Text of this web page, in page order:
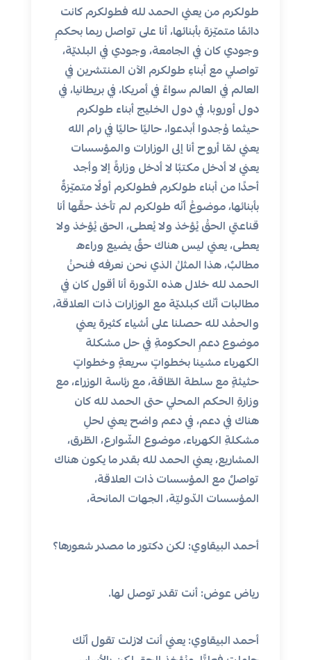
طولكرم من يعني الحمد لله فطولكرم كانت
دائمًا متميّزة بأبنائها، أنا على تواصل ربما بحكمِ
وجودي كان في الجامعة، وجودي في البلديّة،
تواصلي مع أبناءِ طولكرم الآن المنتشرين في
العالم في العالم سواءً في أمريكا، في بريطانيا، في
دول أوروبا، في دول الخليج أبناء طولكرم
حيثما وُجدوا أبدعوا، حاليًا حاليًا في رام الله
يعني لمّا أروح أنا إلى الوزارات والمؤسسات
يعني لا أدخل مكتبًا لا أدخل وزارةً إلا وأجد
أحدًا من أبناء طولكرم فطولكرم أولًا متميّزةٌ
بأبنائها، موضوعُ أنّه طولكرم لم تأخذ حقّها أنا
قناعتي الحقُ يُؤخذ ولا يُعطى، الحق يُؤخذ ولا
يعطى، يعني ليس هناك حقٌ يضيع وراءه
مطالبٌ، هذا المثلُ الذي نحن نعرفه فنحنُ
الحمد لله خلال هذه الدّورة أنا أقول كان في
مطالبات أنّك كبلديّة مع الوزارات ذات العلاقة،
والحمُد لله حصلنا على أشياء كثيرة يعني
موضوع دعمِ الحكومةِ في حل مشكلة
الكهرباء مشينا بخطواتٍ سريعةٍ وخطواتٍ
حثيثةٍ مع سلطة الطّاقة، مع رئاسة الوزراء، مع
وزارةِ الحكم المحلي حتى الحمد لله كان
هناك في دعم، في دعم واضح يعني لحلِ
مشكلةِ الكهرباء، موضوع الشّوارع، الطّرق،
المشاريع، يعني الحمد لله بقدر ما يكون هناك
تواصلٌ مع المؤسسات ذات العلاقة،
المؤسسات الدّوليّة، الجهات المانحة،
أحمد البيقاوي: لكن دكتور ما مصدر شعورها؟
رياض عوض: أنت تقدر توصل لها.
أحمد البيقاوي: يعني أنت لازلت تقول أنّك